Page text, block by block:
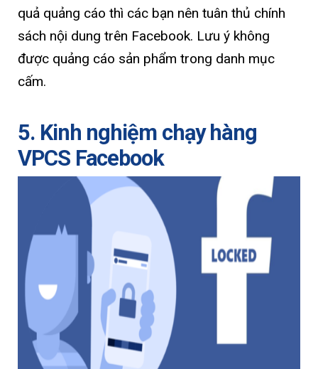
quả quảng cáo thì các bạn nên tuân thủ chính
sách nội dung trên Facebook. Lưu ý không
được quảng cáo sản phẩm trong danh mục
cấm.
5. Kinh nghiệm chạy hàng
VPCS Facebook